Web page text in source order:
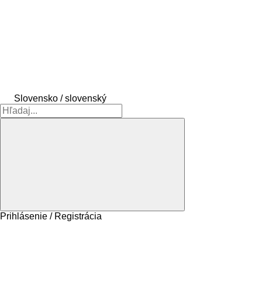
Slovensko / slovenský
Prihlásenie / Registrácia